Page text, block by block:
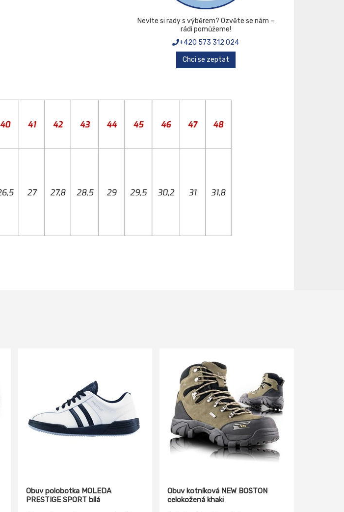
Nevíte si rady s výběrem? Ozvěte se nám –
rádi pomůžeme!
+420 573 312 024
Chci se zeptat
Obuv polobotka MOLEDA
PRESTIGE SPORT bílá
Obuv kotníková NEW BOSTON
celokožená khaki